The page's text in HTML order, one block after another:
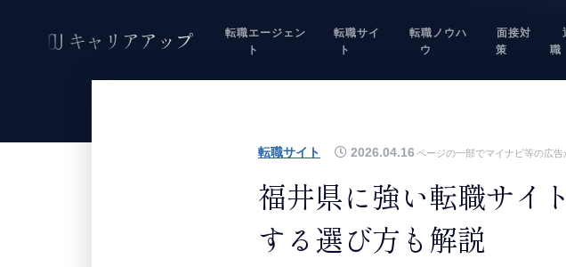
転職エージェン
ト
転職サイ
ト
転職ノウハ
ウ
面接対
策
職
ページの一部でマイナビ等の広告
転職サイト 2026.04.16
福井県に強い転職サイ
する選び方も解説